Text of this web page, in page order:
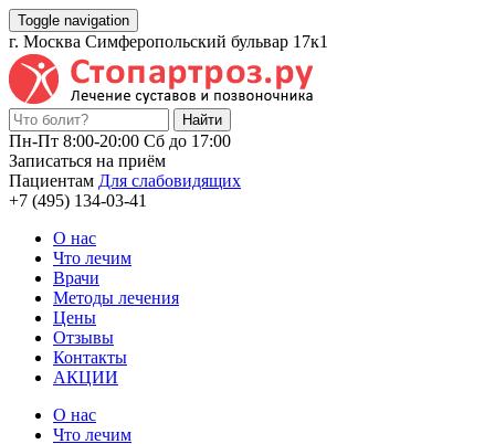
Toggle navigation
г. Москва Симферопольский бульвар 17к1
Пн-Пт 8:00-20:00 Cб до 17:00
Записаться на приём
Пациентам Для слабовидящих
+7 (495) 134-03-41
О нас
Что лечим
Врачи
Методы лечения
Цены
Отзывы
Контакты
АКЦИИ
О нас
Что лечим